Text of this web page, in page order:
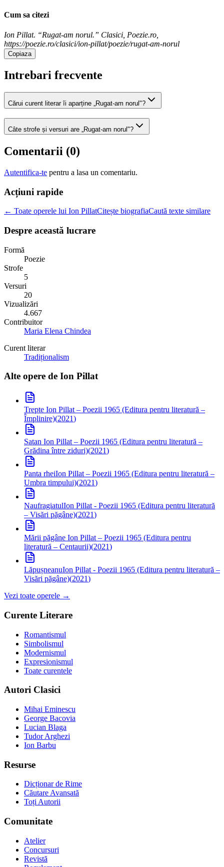
Cum sa citezi
Ion Pillat. “Rugat-am norul.” Clasici, Poezie.ro,
https://poezie.ro/clasici/ion-pillat/poezie/rugat-am-norul
Copiaza
Intrebari frecvente
Cărui curent literar îi aparține „Rugat-am norul"?
Câte strofe și versuri are „Rugat-am norul"?
Comentarii (0)
Autentifica-te pentru a lasa un comentariu.
Acțiuni rapide
← Toate operele lui Ion PillatCitește biografiaCaută texte similare
Despre această lucrare
Formă
Poezie
Strofe
5
Versuri
20
Vizualizări
4.667
Contribuitor
Maria Elena Chindea
Curent literar
Tradiționalism
Alte opere de Ion Pillat
Trepte Ion Pillat – Poezii 1965 (Editura pentru literatură –
Împlinire)(2021)
Satan Ion Pillat – Poezii 1965 (Editura pentru literatură –
Grădina între ziduri)(2021)
Panta rheiIon Pillat – Poezii 1965 (Editura pentru literatură –
Umbra timpului)(2021)
NaufragiatulIon Pillat - Poezii 1965 (Editura pentru literatură
– Visări păgâne)(2021)
Mării păgâne Ion Pillat – Poezii 1965 (Editura pentru
literatură – Centaurii)(2021)
LăpușneanuIon Pillat - Poezii 1965 (Editura pentru literatură –
Visări păgâne)(2021)
Vezi toate operele →
Curente Literare
Romantismul
Simbolismul
Modernismul
Expresionismul
Toate curentele
Autori Clasici
Mihai Eminescu
George Bacovia
Lucian Blaga
Tudor Arghezi
Ion Barbu
Resurse
Dicționar de Rime
Căutare Avansată
Toți Autorii
Comunitate
Atelier
Concursuri
Revistă